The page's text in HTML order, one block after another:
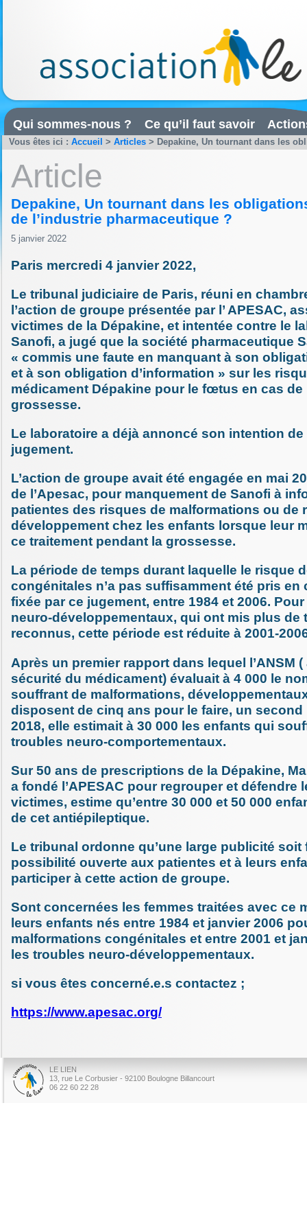
Qui sommes-nous ? Ce qu’il faut savoir
Vous êtes ici : Accueil > Articles > Depakine, Un tournant dans les
Article
Depakine, Un tournant dans les
de l’industrie pharmaceutique ?
5 janvier 2022
Paris mercredi 4 janvier 2022,
Le tribunal judiciaire de Paris, réuni en
l’action de groupe présentée par l’ APESAC,
victimes de la Dépakine, et intentée contre le
Sanofi, a jugé que la société pharmaceutique
« commis une faute en manquant à son
et à son obligation d’information » sur les
médicament Dépakine pour le fœtus en cas de
grossesse.
Le laboratoire a déjà annoncé son intention
jugement.
L’action de groupe avait été engagée en mai
de l’Apesac, pour manquement de Sanofi à
patientes des risques de malformations ou de
développement chez les enfants lorsque leur
ce traitement pendant la grossesse.
La période de temps durant laquelle le risque
congénitales n’a pas suffisamment été pris en
fixée par ce jugement, entre 1984 et 2006.
neuro-développementaux, qui ont mis plus de
reconnus, cette période est réduite à 2001-
Après un premier rapport dans lequel l’ANSM
sécurité du médicament) évaluait à 4 000 le
souffrant de malformations,
disposent de cinq ans pour le faire, un
2018, elle estimait à 30 000 les enfants qui
troubles neuro-comportementaux.
Sur 50 ans de prescriptions de la Dépakine,
a fondé l’APESAC pour regrouper et défendre
victimes, estime qu’entre 30 000 et 50 000
de cet antiépileptique.
Le tribunal ordonne qu’une large publicité soit
possibilité ouverte aux patientes et à leurs
participer à cette action de groupe.
Sont concernées les femmes traitées avec ce
leurs enfants nés entre 1984 et janvier 2006
malformations congénitales et entre 2001 et
les troubles neuro-développementaux.
si vous êtes concerné.e.s contactez ;
https://www.apesac.org/
LE LIEN
13, rue Le Corbusier - 92100 Boulogne Billancourt
06 22 60 22 28